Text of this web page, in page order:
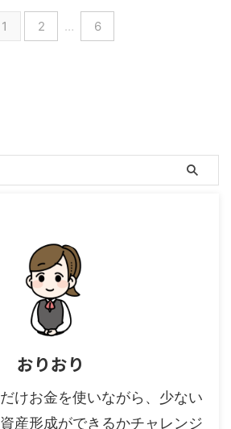
。 相
的に疲
しない
におい
です。 具体的には、今のうちに
売却してもっと下がってから入り
なおす、もしくは積み立てを止め
投資をしたくない、 ...
1 2 … 6
おりおり
けお金を使いながら、少ない
産形成ができるかチャレンジ